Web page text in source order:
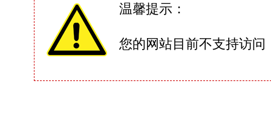
温馨提示：
您的网站目前不支持访